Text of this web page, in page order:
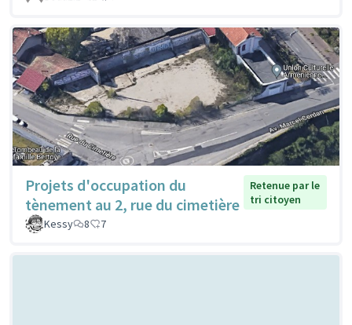
Projets d'occupation du
tènement au 2, rue du cimetière
Retenue par le
tri citoyen
Kessy
8 7